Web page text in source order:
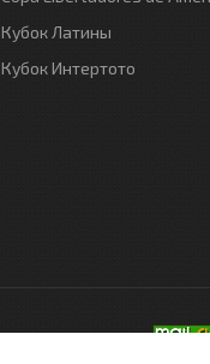
Кубок Латины
Кубок Интертото